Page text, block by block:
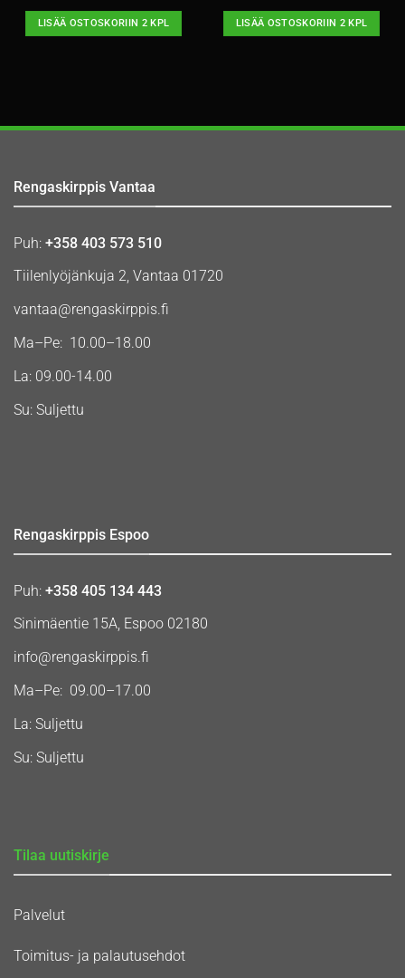
LISÄÄ OSTOSKORIIN 2 KPL LISÄÄ OSTOSKORIIN 2 KPL
Rengaskirppis Vantaa
Puh: +358 403 573 510
Tiilenlyöjänkuja 2, Vantaa 01720
vantaa@rengaskirppis.fi
Ma–Pe: 10.00–18.00
La: 09.00-14.00
Su: Suljettu
Rengaskirppis Espoo
Puh: +358 405 134 443
Sinimäentie 15A, Espoo 02180
info@rengaskirppis.fi
Ma–Pe: 09.00–17.00
La: Suljettu
Su: Suljettu
Tilaa uutiskirje
Palvelut
Toimitus- ja palautusehdot